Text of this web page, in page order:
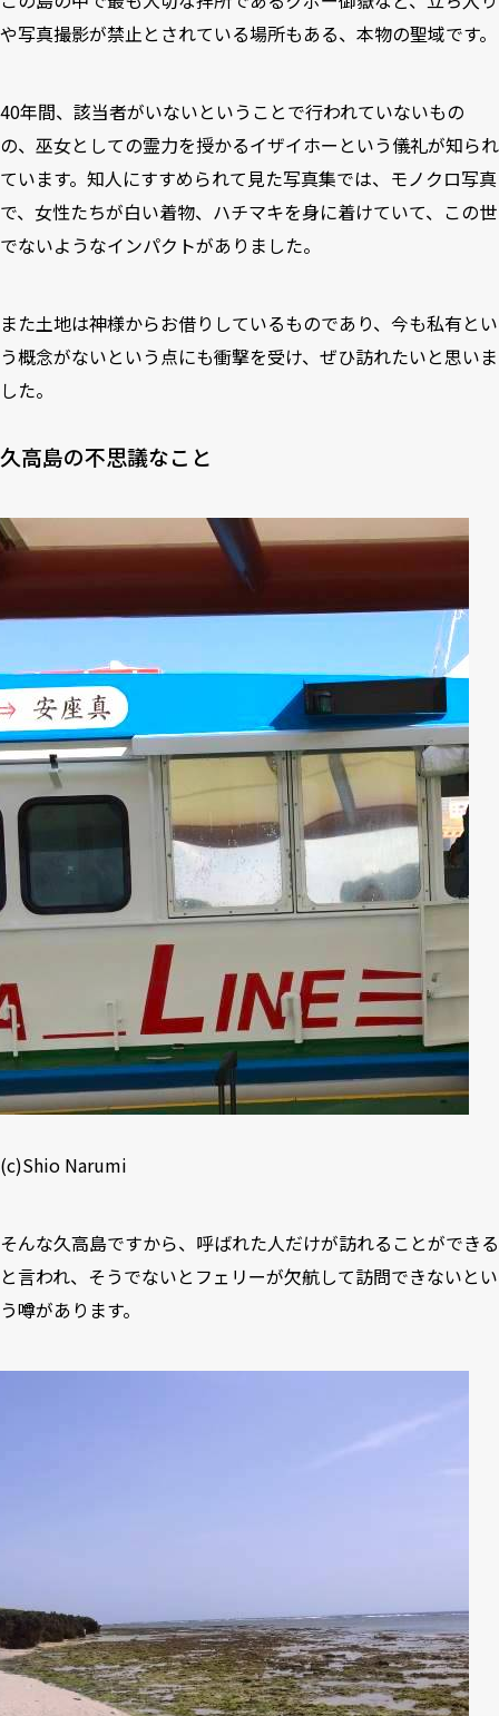
や写真撮影が禁止とされている場所もある、本物の聖域です。
40年間、該当者がいないということで行われていないもの
の、巫女としての霊力を授かるイザイホーという儀礼が知られ
ています。知人にすすめられて見た写真集では、モノクロ写真
で、女性たちが白い着物、ハチマキを身に着けていて、この世
でないようなインパクトがありました。
また土地は神様からお借りしているものであり、今も私有とい
う概念がないという点にも衝撃を受け、ぜひ訪れたいと思いま
した。
久高島の不思議なこと
(c)Shio Narumi
そんな久高島ですから、呼ばれた人だけが訪れることができる
と言われ、そうでないとフェリーが欠航して訪問できないとい
う噂があります。